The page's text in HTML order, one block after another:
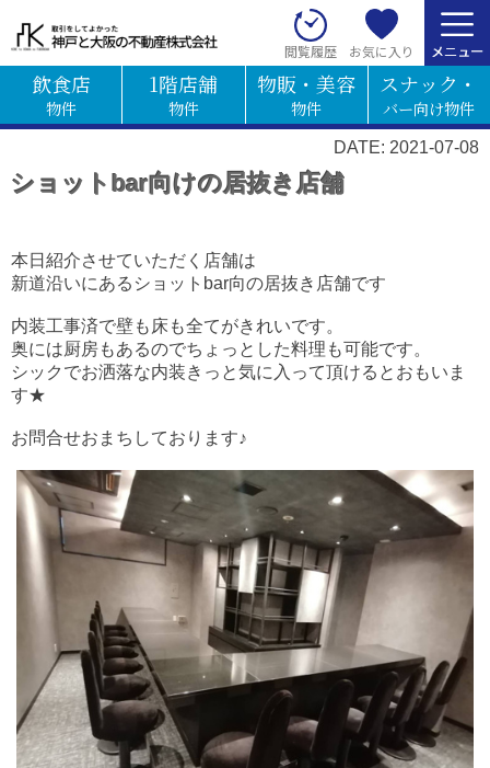
閲覧履歴 お気に入り
飲食店
物件
1階店舗
物件
物販・美容
物件
スナック・
バー向け物件
DATE: 2021-07-08
ショットbar向けの居抜き店舗
本日紹介させていただく店舗は
新道沿いにあるショットbar向の居抜き店舗です
内装工事済で壁も床も全てがきれいです。
奥には厨房もあるのでちょっとした料理も可能です。
シックでお洒落な内装きっと気に入って頂けるとおもいま
す★
お問合せおまちしております♪